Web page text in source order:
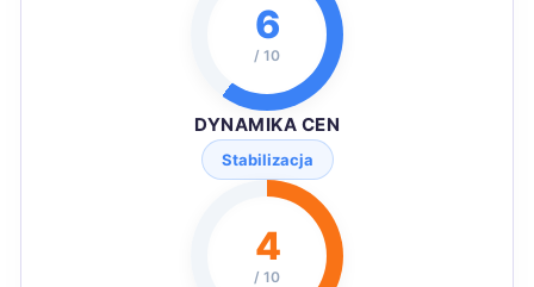
6
/ 10
DYNAMIKA CEN
Stabilizacja
4
/ 10